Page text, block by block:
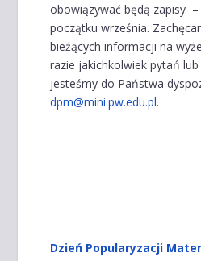
obowiązywać będą zapisy
początku września.
bieżących informacji na
razie jakichkolwiek pytań
jesteśmy do Państwa
dpm@mini.pw.edu.pl.
Dzień Popularyzacji